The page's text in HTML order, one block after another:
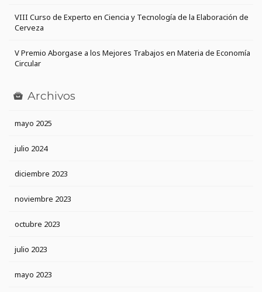
VIII Curso de Experto en Ciencia y Tecnología de la Elaboración de
Cerveza
V Premio Aborgase a los Mejores Trabajos en Materia de Economía
Circular
Archivos
mayo 2025
julio 2024
diciembre 2023
noviembre 2023
octubre 2023
julio 2023
mayo 2023